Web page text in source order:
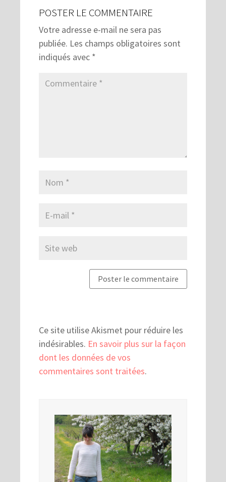
POSTER LE COMMENTAIRE
Votre adresse e-mail ne sera pas
publiée. Les champs obligatoires sont
indiqués avec *
Ce site utilise Akismet pour réduire les
indésirables. En savoir plus sur la façon
dont les données de vos
commentaires sont traitées.